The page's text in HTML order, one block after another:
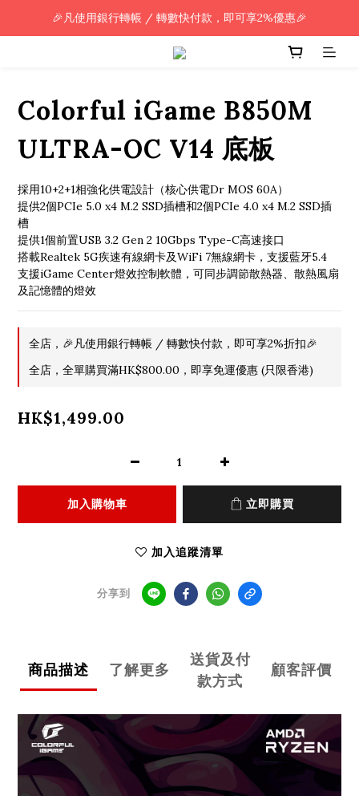
🎉凡使用銀行轉帳 / 轉數快付款，即可享2%優惠🎉
🎉凡使用銀行轉帳 / 轉數快付款，即可享2%優惠🎉
全單購買滿HK$800.00，即享免運優惠 (只限香港)
Colorful iGame B850M
ULTRA-OC V14 底板
採用10+2+1相強化供電設計（核心供電Dr MOS 60A）
提供2個PCIe 5.0 x4 M.2 SSD插槽和2個PCIe 4.0 x4 M.2 SSD插
槽
提供1個前置USB 3.2 Gen 2 10Gbps Type-C高速接口
搭載Realtek 5G疾速有線網卡及WiFi 7無線網卡，支援藍牙5.4
支援iGame Center燈效控制軟體，可同步調節散熱器、散熱風扇
及記憶體的燈效
全店，🎉凡使用銀行轉帳 / 轉數快付款，即可享2%折扣🎉
全店，全單購買滿HK$800.00，即享免運優惠 (只限香港)
HK$1,499.00
加入購物車 立即購買
加入追蹤清單
分享到
商品描述 了解更多
送貨及付
款方式
顧客評價